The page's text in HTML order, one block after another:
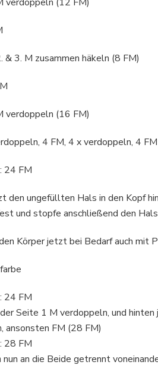
& 3. M zusammen häkeln (8 FM)
verdoppeln (16 FM)
4 FM, 4 x verdoppeln, 4
24 FM
den ungefüllten Hals in den Kopf
und stopfe anschließend den
Körper jetzt bei Bedarf auch mit
24 FM
Seite 1 M verdoppeln, und
ansonsten FM (28 FM)
28 FM
nun an die Beide getrennt